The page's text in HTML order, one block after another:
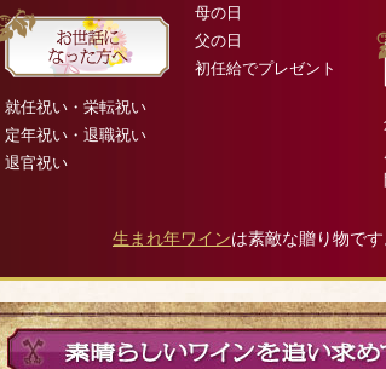
就任祝い・栄転祝い
定年祝い・退職祝い
退官祝い
母の日
父の日
初任給でプレゼント
生まれ年ワインは素敵な贈り物です